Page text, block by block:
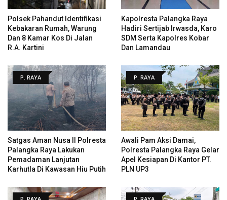
Polsek Pahandut Identifikasi
Kebakaran Rumah, Warung
Dan 8 Kamar Kos Di Jalan
R.A. Kartini
Kapolresta Palangka Raya
Hadiri Sertijab Irwasda, Karo
SDM Serta Kapolres Kobar
Dan Lamandau
P. RAYA
Satgas Aman Nusa II Polresta
Palangka Raya Lakukan
Pemadaman Lanjutan
Karhutla Di Kawasan Hiu Putih
P. RAYA
Awali Pam Aksi Damai,
Polresta Palangka Raya Gelar
Apel Kesiapan Di Kantor PT.
PLN UP3